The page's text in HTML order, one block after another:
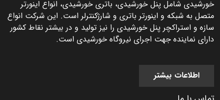
خورشیدی شامل پنل خورشیدی، باتری خورشیدی، انواع اینورتر
متصل به شبکه و اینورتر باتری و شارژکنترلر است. این شرکت انواع
سازه و استراکچر پنل خورشیدی را نیز تولید و در بیشتر نقاط کشور
دارای نماینده جهت اجرای نیروگاه خورشیدی است.
اطلاعات بیشتر